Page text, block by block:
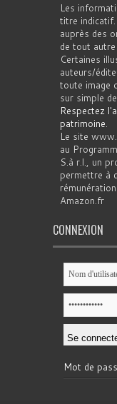
Les
titre
auprès des
de tout
Certaines
auteurs/
toute image
sur simple
Respectez
patrimoine.
Le site
au
S.à r.l., un
permettre à
Amazon.fr
CONNEXION
Mot de